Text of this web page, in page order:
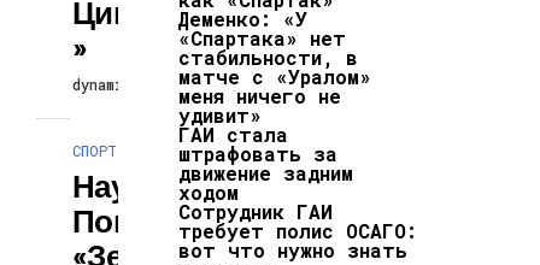
Цивилизованно
»
dynamicblog 12.06.2025
СПОРТ
Наумов – О
Покупке
«Зенитом»
Деменко: «У
«Спартака» нет
стабильности, в
матче с «Уралом»
меня ничего не
удивит»
ГАИ стала
штрафовать за
движение задним
ходом
Сотрудник ГАИ
требует полис ОСАГО:
вот что нужно знать